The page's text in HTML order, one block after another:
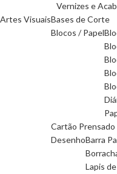
Vernizes e
Artes VisuaisBases de Corte
Blocos / Papel
Cartão Prensado
DesenhoBarra
Lapis